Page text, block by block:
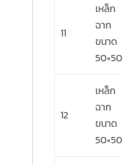
11
เหล็ก
ฉาก
ขนาด
50×50
12
เหล็ก
ฉาก
ขนาด
50×50